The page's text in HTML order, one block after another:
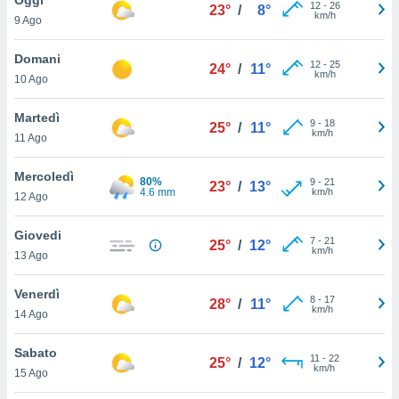
è
al sito
di
ci
di
il
un
la
nella
9 Ago
23° / 8° 12- 26
km/h
Domani
10 Ago
24° / 11° 12- 25
km/h
Martedì
11 Ago
25° / 11° 9- 18
km/h
Mercoledì
12 Ago
80%
4.6 mm
23° / 13° 9- 21
km/h
Giovedi
13 Ago
25° / 12° 7- 21
km/h
Venerdì
14 Ago
28° / 11° 8- 17
km/h
Sabato
15 Ago
25° / 12° 11 - 22
km/h